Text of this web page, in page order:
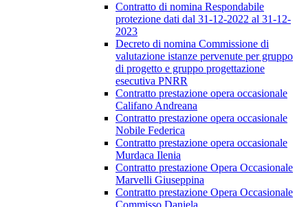
Contratto di nomina Respondabile
protezione dati dal 31-12-2022 al 31-12-
2023
Decreto di nomina Commissione di
valutazione istanze pervenute per gruppo
di progetto e gruppo progettazione
esecutiva PNRR
Contratto prestazione opera occasionale
Califano Andreana
Contratto prestazione opera occasionale
Nobile Federica
Contratto prestazione opera occasionale
Murdaca Ilenia
Contratto prestazione Opera Occasionale
Marvelli Giuseppina
Contratto prestazione Opera Occasionale